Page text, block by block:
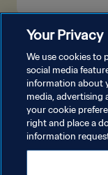
POLITIQUE DE
CONDITIONS
Your Privacy
We use cookies to
social media
information about
media, advertising
your cookie
right and place a
information